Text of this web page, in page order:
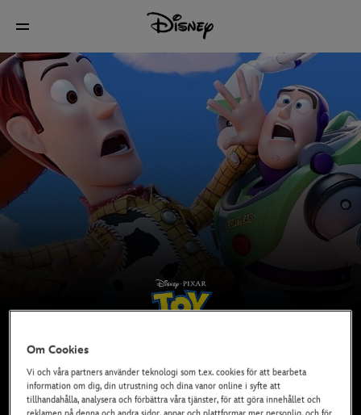
Finns nu på Disney+*, DVD och Blu-Ray och digital
nedladdning
Om Cookies
Vi och våra partners använder teknologi som t.ex. cookies för att bearbeta
information om dig, din utrustning och dina vanor online i syfte att
tillhandahålla, analysera och förbättra våra tjänster, för att göra innehållet och